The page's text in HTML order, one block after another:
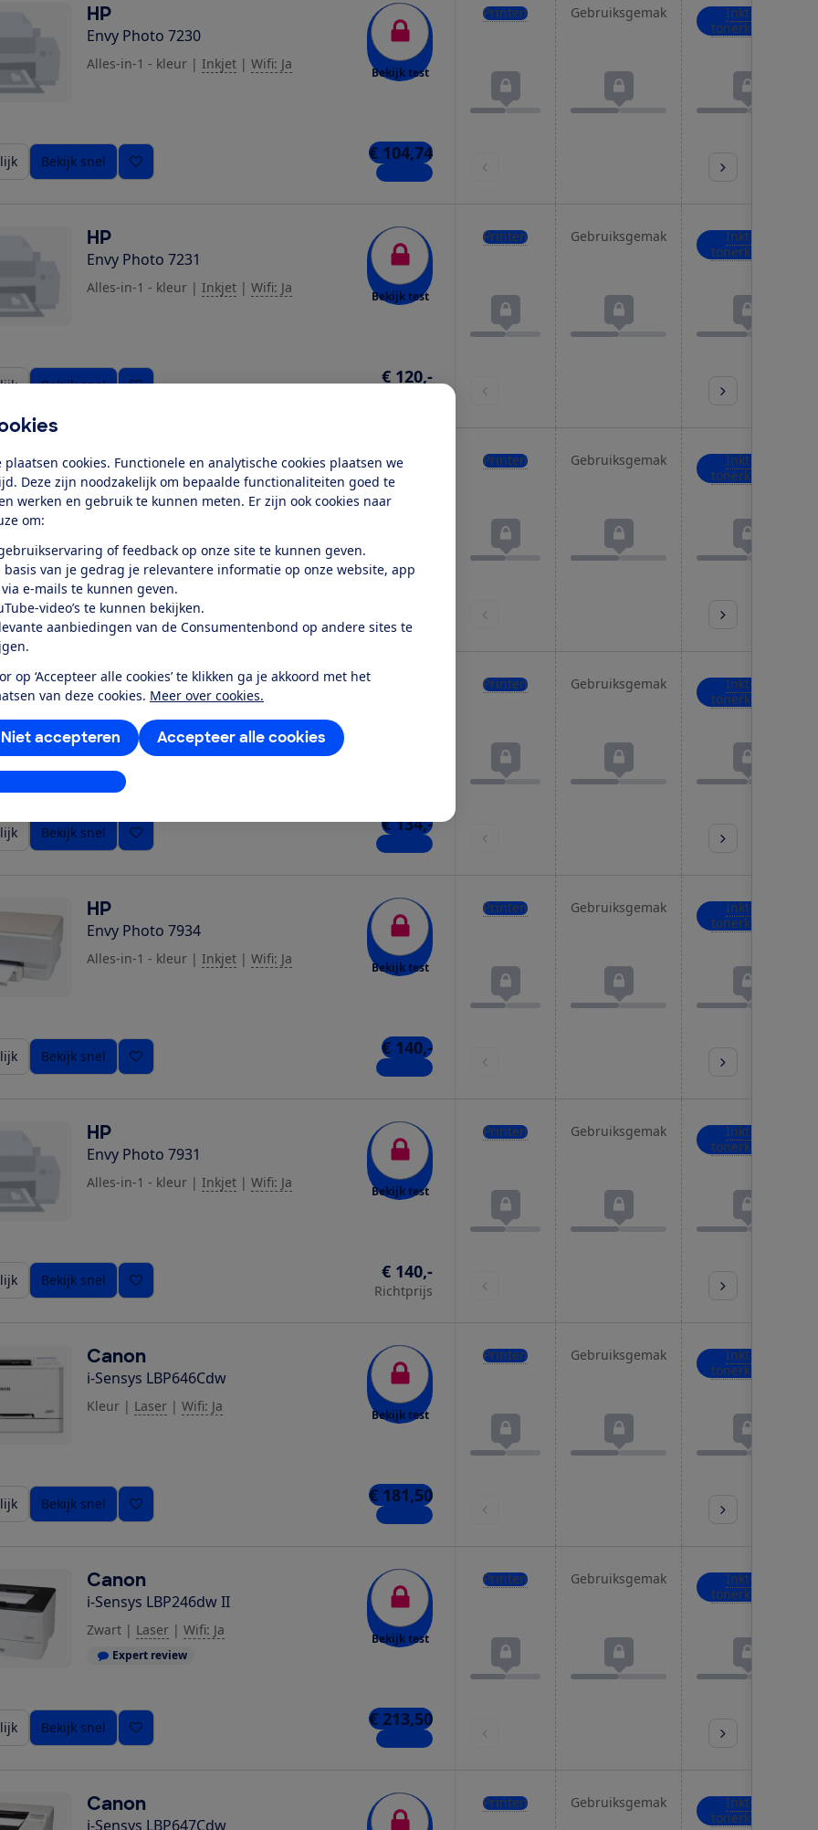
plaatsen cookies. Functionele en analytische cookies plaatsen we
Deze zijn noodzakelijk om bepaalde functionaliteiten goed te
werken en gebruik te kunnen meten. Er zijn ook cookies naar
om:
of feedback op onze site te kunnen geven.
basis van je gedrag je relevantere informatie op onze website, app
e-mails te kunnen geven.
video’s te kunnen bekijken.
aanbiedingen van de Consumentenbond op andere sites te
op ‘Accepteer alle cookies’ te klikken ga je akkoord met het
van deze cookies. Meer over cookies.
Accepteer alle cookies
Niet accepteren
aanpassen
toe
HP
Envy Photo 7230
Alles-in-1 - kleur | Inkjet | Wifi: Ja
Bekijk test
Bekijk snel € 104,74
8 winkels
Printen Gebruiksgemak
Inkt- of
tonerkosten
HP
Envy Photo 7231
Alles-in-1 - kleur | Inkjet | Wifi: Ja
Bekijk test
Bekijk snel € 120,-
Printen Gebruiksgemak
Inkt- of
tonerkosten
HP
Envy Photo 7234
Alles-in-1 - kleur | Inkjet | Wifi: Ja
Bekijk snel
3 winkels
Printen Gebruiksgemak
Inkt- of
tonerkosten
HP
Envy Photo 7930
Alles-in-1 - kleur | Inkjet | Wifi: Ja
Bekijk snel € 134,-
9 winkels
Printen Gebruiksgemak
Inkt- of
tonerkosten
HP
Envy Photo 7934
Alles-in-1 - kleur | Inkjet | Wifi: Ja
Bekijk test
Bekijk snel € 140,-
2 winkels
Printen Gebruiksgemak
Inkt- of
tonerkosten
HP
Envy Photo 7931
Alles-in-1 - kleur | Inkjet | Wifi: Ja
Bekijk test
Bekijk snel € 140,-
Richtprijs
Printen Gebruiksgemak
Inkt- of
tonerkosten
Canon
i-Sensys LBP646Cdw
Kleur | Laser | Wifi: Ja
Bekijk test
Bekijk snel € 181,50
6 winkels
Printen Gebruiksgemak
Inkt- of
tonerkosten
Canon
i-Sensys LBP246dw II
Zwart | Laser | Wifi: Ja
Expert review
Bekijk test
Bekijk snel € 213,50
4 winkels
Printen Gebruiksgemak
Inkt- of
tonerkosten
Canon
i-Sensys LBP647Cdw
Printen Gebruiksgemak
Inkt- of
tonerkosten